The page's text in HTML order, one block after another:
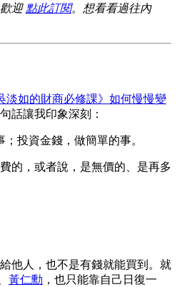
迎 點此訂閱。想看看過往內
淡如的財商必修課》如何慢慢變
話讓我印象深刻：
投資金錢，做簡單的事。
的，或者說，是無價的、是再多
他人，也不是有錢就能買到。就
黃仁勳 ，也只能靠自己日復一